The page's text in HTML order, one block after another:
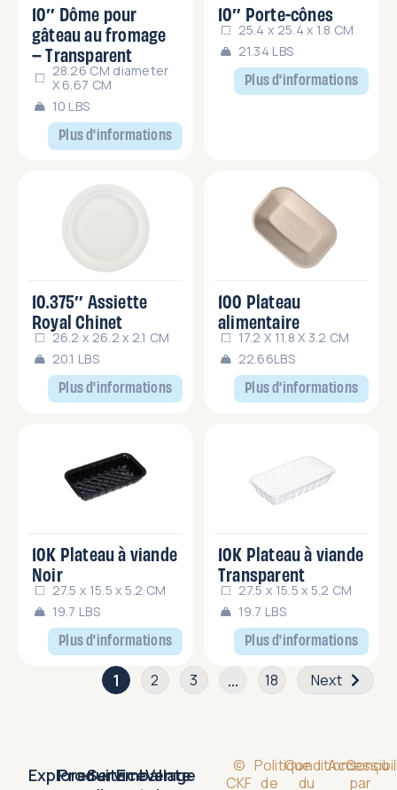
Plus d'informations
10″ Dôme pour
gâteau au fromage
– Transparent
28.26 CM diameter
X 6.67 CM
10 LBS
Plus d'informations
10″ Porte-cônes
25.4 x 25.4 x 1.8 CM
21.34 LBS
Plus d'informations
10.375″ Assiette
Royal Chinet
26.2 x 26.2 x 2.1 CM
20.1 LBS
Plus d'informations
100 Plateau
alimentaire
17.2 X 11.8 X 3.2 CM
22.66LBS
Plus d'informations
10K Plateau à viande
Noir
27.5 x 15.5 x 5.2 CM
19.7 LBS
Plus d'informations
10K Plateau à viande
Transparent
27.5 x 15.5 x 5.2 CM
19.7 LBS
1 2 3 … 18 Next
Explorer
ProduitsEmballage
ServiceVente
©
CKF
Politique
de
Conditions
du
Conçu
par